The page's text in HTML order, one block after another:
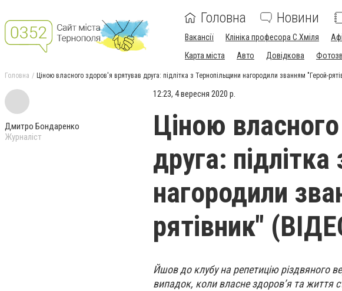
Головна Новини
Вакансії Клініка професора С.Хміля
Карта міста
Авто Довідкова
Головна Ціною власного здоров'я врятував друга: підлітка з Тернопільщини нагородили званням "Герой-
Дмитро Бондаренко
Журналіст
12:23, 4 вересня 2020 р.
Ціною
друга:
нагородили
рятівник"
Йшов до клубу на репетицію різдвяного
випадок, коли власне здоров’я та життя